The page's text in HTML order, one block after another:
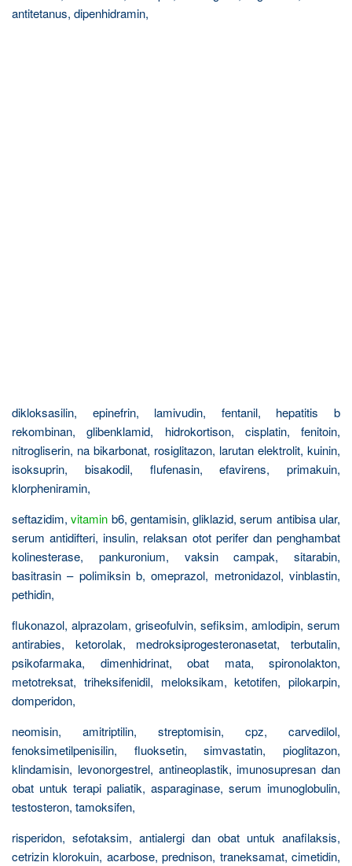
antitetanus, dipenhidramin,
dikloksasilin, epinefrin, lamivudin, fentanil, hepatitis b
rekombinan, glibenklamid, hidrokortison, cisplatin, fenitoin,
nitrogliserin, na bikarbonat, rosiglitazon, larutan elektrolit, kuinin,
isoksuprin, bisakodil, flufenasin, efavirens, primakuin,
klorpheniramin,
seftazidim,vitamin b6, gentamisin, gliklazid, serum antibisa ular,
serum antidifteri, insulin, relaksan otot perifer dan penghambat
kolinesterase, pankuronium, vaksin campak, sitarabin,
basitrasin – polimiksin b, omeprazol, metronidazol, vinblastin,
pethidin,
flukonazol, alprazolam, griseofulvin, sefiksim, amlodipin, serum
antirabies, ketorolak, medroksiprogesteronasetat, terbutalin,
psikofarmaka, dimenhidrinat, obat mata, spironolakton,
metotreksat, triheksifenidil, meloksikam, ketotifen, pilokarpin,
domperidon,
neomisin, amitriptilin, streptomisin, cpz, carvedilol,
fenoksimetilpenisilin, fluoksetin, simvastatin, pioglitazon,
klindamisin, levonorgestrel, antineoplastik, imunosupresan dan
obat untuk terapi paliatik, asparaginase, serum imunoglobulin,
testosteron, tamoksifen,
risperidon, sefotaksim, antialergi dan obat untuk anafilaksis,
cetrizin klorokuin, acarbose, prednison, traneksamat, cimetidin,